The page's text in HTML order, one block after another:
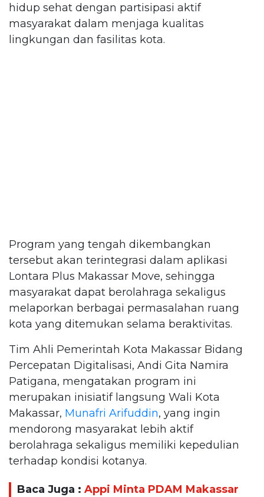
hidup sehat dengan partisipasi aktif
masyarakat dalam menjaga kualitas
lingkungan dan fasilitas kota.
Program yang tengah dikembangkan
tersebut akan terintegrasi dalam aplikasi
Lontara Plus Makassar Move, sehingga
masyarakat dapat berolahraga sekaligus
melaporkan berbagai permasalahan ruang
kota yang ditemukan selama beraktivitas.
Tim Ahli Pemerintah Kota Makassar Bidang
Percepatan Digitalisasi, Andi Gita Namira
Patigana, mengatakan program ini
merupakan inisiatif langsung Wali Kota
Makassar, Munafri Arifuddin, yang ingin
mendorong masyarakat lebih aktif
berolahraga sekaligus memiliki kepedulian
terhadap kondisi kotanya.
Baca Juga : Appi Minta PDAM Makassar